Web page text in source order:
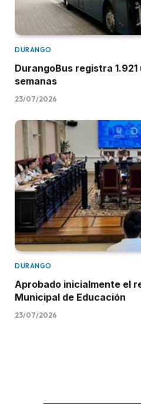
DURANGO
DurangoBus registra
semanas
23/07/2026
DURANGO
Aprobado inicialmente el
Municipal de Educación
23/07/2026